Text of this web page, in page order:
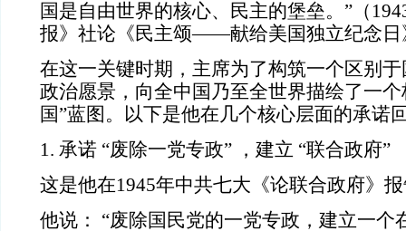
国是自由世界的核心、民主的堡垒。”（
报》社论《民主颂——献给美国独立纪念日
在这一关键时期，主席为了构筑一个区别于
政治愿景，向全中国乃至全世界描绘了一
国”蓝图。以下是他在几个核心层面的承诺
1. 承诺 “废除一党专政” ，建立 “联合政府”
这是他在1945年中共七大《论联合政府》
他说 ： “废除国民党的一党专政，建立一个